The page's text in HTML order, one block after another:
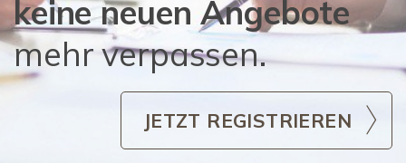
keine neuen Angebote
mehr verpassen.
JETZT REGISTRIEREN